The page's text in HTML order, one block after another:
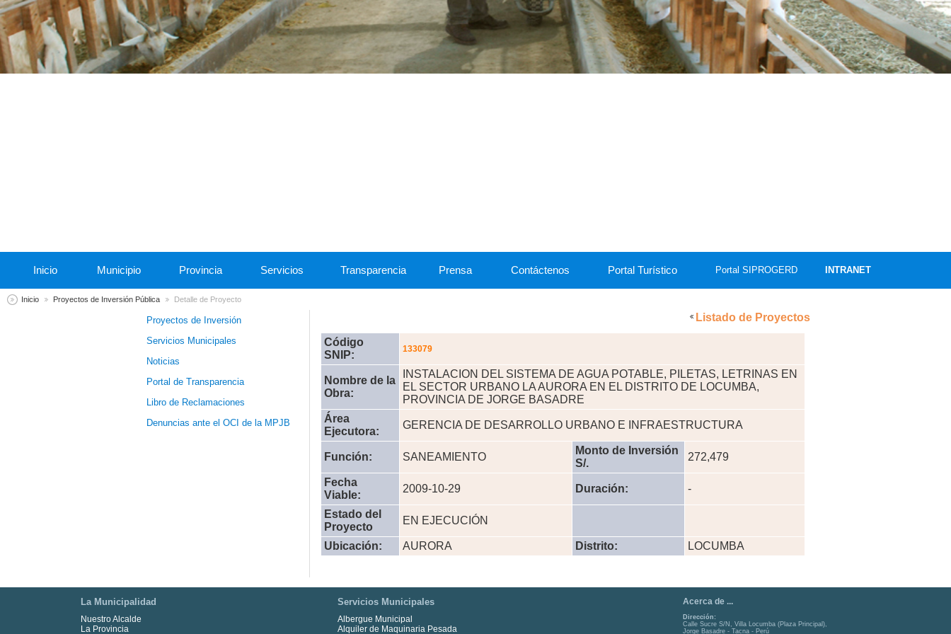
Inicio Municipio Provincia Servicios Transparencia Prensa Contáctenos Portal Turístico Portal SIPROGERD INTRANET
Inicio Proyectos de Inversión Pública Detalle de Proyecto
Proyectos de Inversión
Servicios Municipales
Noticias
Portal de Transparencia
Libro de Reclamaciones
Denuncias ante el OCI de la MPJB
Listado de Proyectos
Código
SNIP:
133079
Nombre de la
Obra:
INSTALACION DEL SISTEMA DE AGUA POTABLE, PILETAS, LETRINAS EN
EL SECTOR URBANO LA AURORA EN EL DISTRITO DE LOCUMBA,
PROVINCIA DE JORGE BASADRE
Área
Ejecutora:
GERENCIA DE DESARROLLO URBANO E INFRAESTRUCTURA
Función: SANEAMIENTO
Monto de Inversión
S/.
272,479
Fecha
Viable:
2009-10-29 Duración: -
Estado del
Proyecto
EN EJECUCIÓN
Ubicación: AURORA Distrito: LOCUMBA
La Municipalidad
Nuestro Alcalde
La Provincia
Servicios Municipales
Albergue Municipal
Alquiler de Maquinaria Pesada
Acerca de ...
Dirección:
Calle Sucre S/N, Villa Locumba (Plaza Principal),
Jorge Basadre - Tacna - Perú